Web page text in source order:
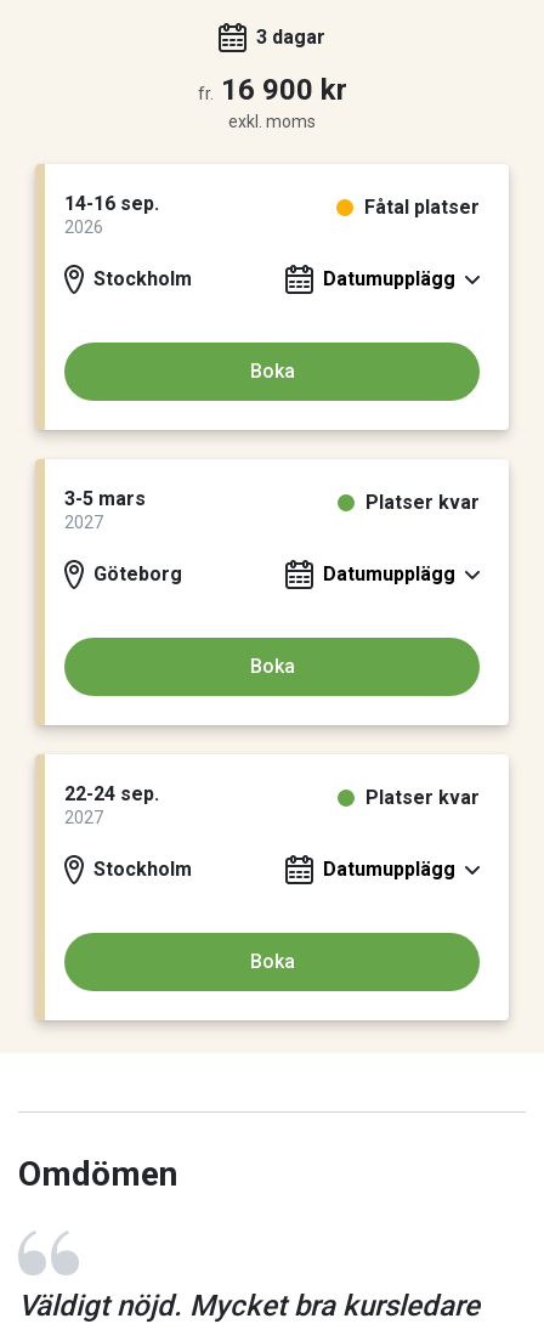
3 dagar
fr. 16 900 kr
exkl. moms
14-16 sep.
2026
Stockholm
Fåtal platser
Datumupplägg
Boka
3-5 mars
2027
Göteborg
Platser kvar
Datumupplägg
Boka
22-24 sep.
2027
Stockholm
Platser kvar
Datumupplägg
Boka
Omdömen
Väldigt nöjd. Mycket bra kursledare